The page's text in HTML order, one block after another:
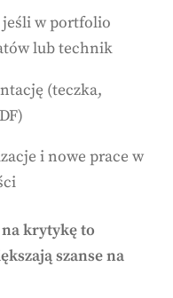
w portfolio
lub technik
(teczka,
i nowe prace w
krytykę to
szanse na